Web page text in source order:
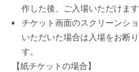
作した後、ご入場いただけます
チケット画面のスクリーンシ
いただいた場合は入場をお断
す。
【紙チケットの場合】